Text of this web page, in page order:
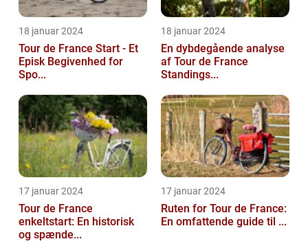
18 januar 2024
Tour de France Start - Et
Episk Begivenhed for
Spo...
18 januar 2024
En dybdegående analyse
af Tour de France
Standings...
17 januar 2024
Tour de France
enkeltstart: En historisk
og spænde...
17 januar 2024
Ruten for Tour de France:
En omfattende guide til ...